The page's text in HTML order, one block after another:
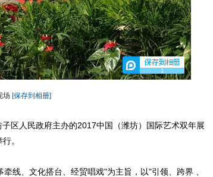
1
场 [保存到相册]
区人民政府主办的2017中国（潍坊）国际艺术双年展
。
线、文化搭台、经贸唱戏"为主旨，以"引领、跨界 、